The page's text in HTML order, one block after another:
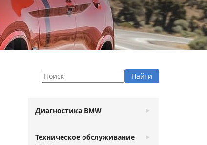
Диагностика BMW
Техническое обслуживание